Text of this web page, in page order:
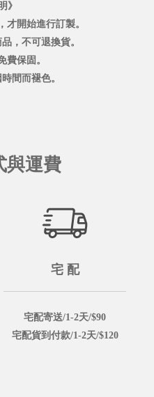
》
才開始進行訂製。
，不可退換貨。
費保固。
間而褪色。
與運費
宅 配
宅配寄送/1-2天/$90
宅配貨到付款/1-2天/$120